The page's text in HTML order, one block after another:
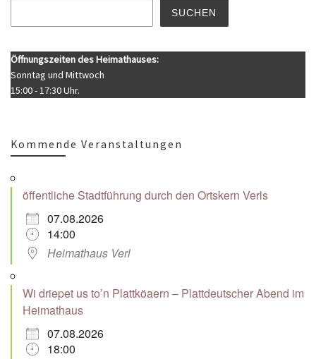
SUCHEN
Öffnungszeiten des Heimathauses:
Sonntag und Mittwoch
15:00 - 17:30 Uhr.
Kommende Veranstaltungen
öffentliche Stadtführung durch den Ortskern Verls
07.08.2026
14:00
Heimathaus Verl
Wi driepet us to’n Plattköaern – Plattdeutscher Abend im
Heimathaus
07.08.2026
18:00